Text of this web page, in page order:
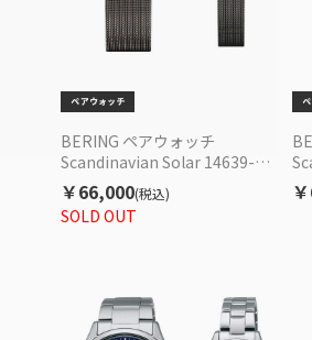
BERING ペアウォッチ
Scandinavian Solar 14639-
369/14627-369 ソーラー EC限定
セット
SOLD OUT
￥66,000(税込)